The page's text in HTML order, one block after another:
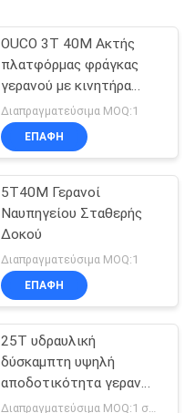
OUCO 3T 40M Ακτής
πλατφόρμας φράγκας
γερανού με κινητήρα
ντίζελ
Διαπραγματεύσιμα MOQ:1
ΕΠΑΦΉ
5T40M Γερανοί
Ναυπηγείου Σταθερής
Δοκού
Διαπραγματεύσιμα MOQ:1
ΕΠΑΦΉ
25T υδραυλική
δύσκαμπτη υψηλή
αποδοτικότητα γερανών
βραχιόνων θαλάσσια